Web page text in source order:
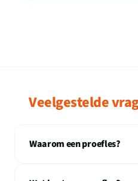
Veelgestelde
Waarom een proefles?